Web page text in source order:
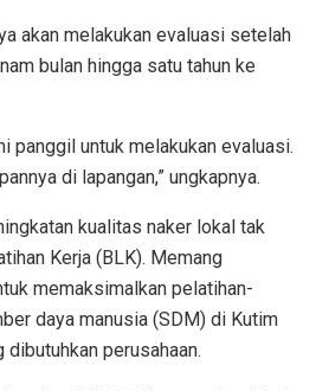
akan melakukan evaluasi setelah
bulan hingga satu tahun ke
panggil untuk melakukan evaluasi.
di lapangan,” ungkapnya.
kualitas naker lokal tak
Kerja (BLK). Memang
memaksimalkan pelatihan-
daya manusia (SDM) di Kutim
perusahaan.